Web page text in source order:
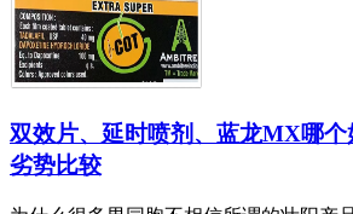
双效片、延时喷剂、蓝龙MX哪
劣势比较